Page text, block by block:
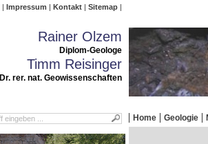
Impressum Kontakt Sitemap
Rainer Olzem
Diplom-Geologe
Timm Reisinger
Dr. rer. nat. Geowissenschaften
Home Geologie